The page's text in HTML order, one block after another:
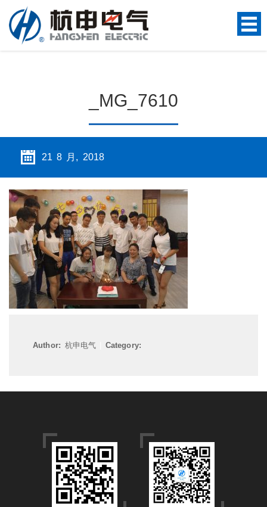
_MG_7610
21 8 月, 2018
Author: 杭申电气| Category: